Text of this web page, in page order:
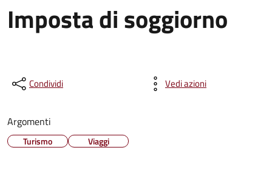
Imposta di soggiorno
Condividi Vedi azioni
Argomenti
Turismo Viaggi